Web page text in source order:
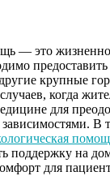
— это
крупные
когда
для
В
поддержку на
для